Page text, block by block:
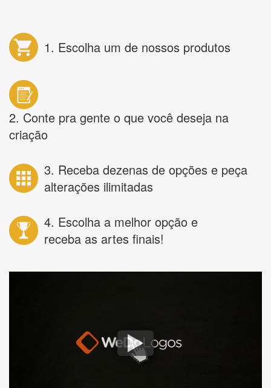
1. Escolha um de nossos produtos
2. Conte pra gente o que você deseja na
criação
3. Receba dezenas de opções e peça
alterações ilimitadas
4. Escolha a melhor opção e
receba as artes finais!